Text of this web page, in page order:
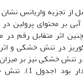
از تجزیه واریانس
اثر متقابل رقم در
در تنش خشکی و اثر
تنش خشکی نیز بر
احتمال 1%